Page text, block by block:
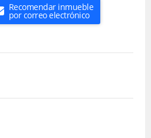
Recomendar inmueble
por correo electrónico